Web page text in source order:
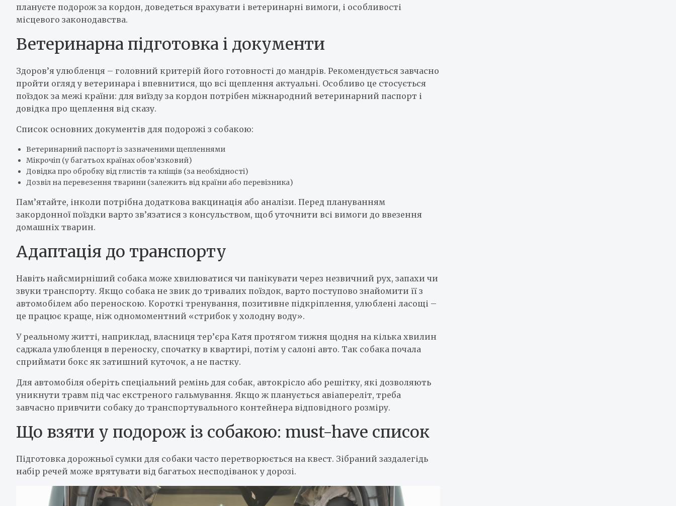
плануєте подорож за кордон, доведеться врахувати і ветеринарні вимоги, і особливості
місцевого законодавства.
Ветеринарна підготовка і документи
Здоров’я улюбленця – головний критерій його готовності до мандрів. Рекомендується завчасно
пройти огляд у ветеринара і впевнитися, що всі щеплення актуальні. Особливо це стосується
поїздок за межі країни: для виїзду за кордон потрібен міжнародний ветеринарний паспорт і
довідка про щеплення від сказу.
Список основних документів для подорожі з собакою:
Ветеринарний паспорт із зазначеними щепленнями
Мікрочіп (у багатьох країнах обов’язковий)
Довідка про обробку від глистів та кліщів (за необхідності)
Дозвіл на перевезення тварини (залежить від країни або перевізника)
Пам’ятайте, інколи потрібна додаткова вакцинація або аналізи. Перед плануванням
закордонної поїздки варто зв’язатися з консульством, щоб уточнити всі вимоги до ввезення
домашніх тварин.
Адаптація до транспорту
Навіть найсмирніший собака може хвилюватися чи панікувати через незвичний рух, запахи чи
звуки транспорту. Якщо собака не звик до тривалих поїздок, варто поступово знайомити її з
автомобілем або переноскою. Короткі тренування, позитивне підкріплення, улюблені ласощі –
це працює краще, ніж одномоментний «стрибок у холодну воду».
У реальному житті, наприклад, власниця тер’єра Катя протягом тижня щодня на кілька хвилин
саджала улюбленця в переноску, спочатку в квартирі, потім у салоні авто. Так собака почала
сприймати бокс як затишний куточок, а не пастку.
Для автомобіля оберіть спеціальний ремінь для собак, автокрісло або решітку, які дозволяють
уникнути травм під час екстреного гальмування. Якщо ж планується авіапереліт, треба
завчасно привчити собаку до транспортувального контейнера відповідного розміру.
Що взяти у подорож із собакою: must-have список
Підготовка дорожньої сумки для собаки часто перетворюється на квест. Зібраний заздалегідь
набір речей може врятувати від багатьох несподіванок у дорозі.